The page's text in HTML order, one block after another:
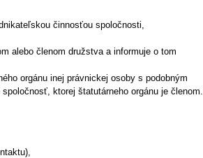
činnosťou spoločnosti,
alebo členom družstva a informuje o tom
orgánu inej právnickej osoby s podobným
ktorej štatutárneho orgánu je členom.